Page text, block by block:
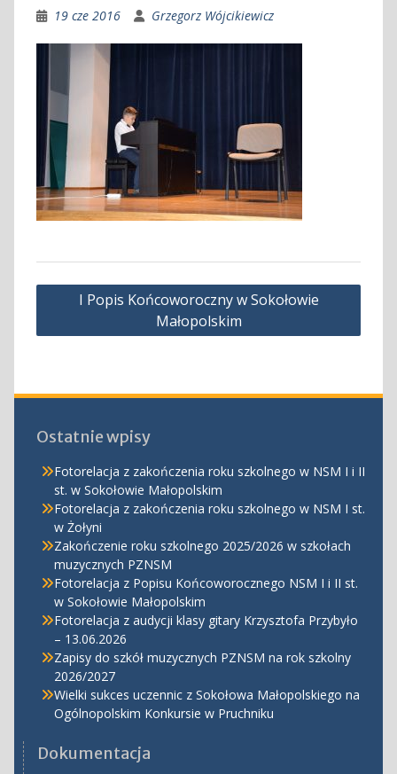
19 cze 2016 Grzegorz Wójcikiewicz
Nawigacja
I Popis Końcoworoczny w Sokołowie
Małopolskim
Ostatnie wpisy
Fotorelacja z zakończenia roku szkolnego w NSM I i II
st. w Sokołowie Małopolskim
Fotorelacja z zakończenia roku szkolnego w NSM I st.
w Żołyni
Zakończenie roku szkolnego 2025/2026 w szkołach
muzycznych PZNSM
Fotorelacja z Popisu Końcoworocznego NSM I i II st.
w Sokołowie Małopolskim
Fotorelacja z audycji klasy gitary Krzysztofa Przybyło
– 13.06.2026
Zapisy do szkół muzycznych PZNSM na rok szkolny
2026/2027
Wielki sukces uczennic z Sokołowa Małopolskiego na
Ogólnopolskim Konkursie w Pruchniku
Dokumentacja